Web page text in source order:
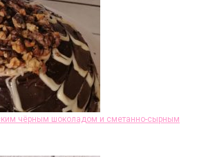
чёрным шоколадом и сметанно-сырным